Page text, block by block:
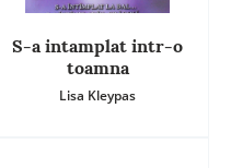
S-a intamplat intr-o
toamna
Lisa Kleypas